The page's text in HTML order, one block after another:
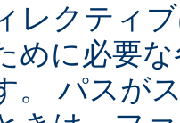
レクティ
めに必要
。 パスが